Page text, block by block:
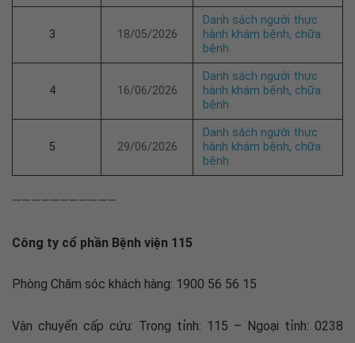
3 18/05/2026
Danh sách người thực
hành khám bệnh, chữa
bệnh
4 16/06/2026
Danh sách người thực
hành khám bệnh, chữa
bệnh
5 29/06/2026
Danh sách người thực
hành khám bệnh, chữa
bệnh
———————————
Công ty cổ phần Bệnh viện 115
Phòng Chăm sóc khách hàng: 1900 56 56 15
Vận chuyển cấp cứu: Trong tỉnh: 115 – Ngoại tỉnh: 0238